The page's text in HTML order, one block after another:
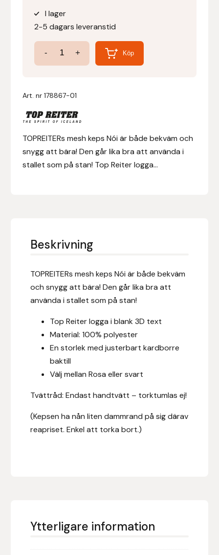
priset
var:
220 kr.
är:
110 kr.
I lager
2-5 dagars leveranstid
-
Keps
Nói
+ Köp
Art. nr178867-01
TOPREITERs mesh keps Nói är både bekväm och
snygg att bära! Den går lika bra att använda i
stallet som på stan! Top Reiter logga...
Beskrivning
TOPREITERs mesh keps Nói är både bekväm
och snygg att bära! Den går lika bra att
använda i stallet som på stan!
Top Reiter logga i blank 3D text
Material: 100% polyester
En storlek med justerbart kardborre
baktill
Välj mellan Rosa eller svart
Tvättråd: Endast handtvätt – torktumlas ej!
(Kepsen ha nån liten dammrand på sig därav
reapriset. Enkel att torka bort.)
Ytterligare information
Denni Design
Denni Design / Bomber Bits
Dy’on
E.A. Mattes
Eclipse Biofarmab
Epona bokförlag
Equality Line
EQUES
EQUES | KINGSLAND
Equipage
Eric LeTixerant
Eskadron
Eyjólfur Ísólfsson
Freyja
Furminator